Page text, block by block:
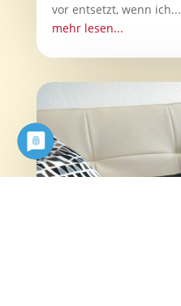
vor entsetzt, wenn ich...
mehr lesen...